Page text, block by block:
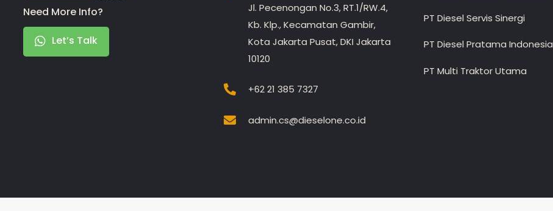
Need More Info?
Let’s Talk
Jl. Pecenongan No.3, RT.1/RW.4,
Kb. Klp., Kecamatan Gambir,
Kota Jakarta Pusat, DKI Jakarta
10120
+62 21 385 7327
admin.cs@dieselone.co.id
PT Diesel Servis Sinergi
PT Diesel Pratama Indonesia
PT Multi Traktor Utama